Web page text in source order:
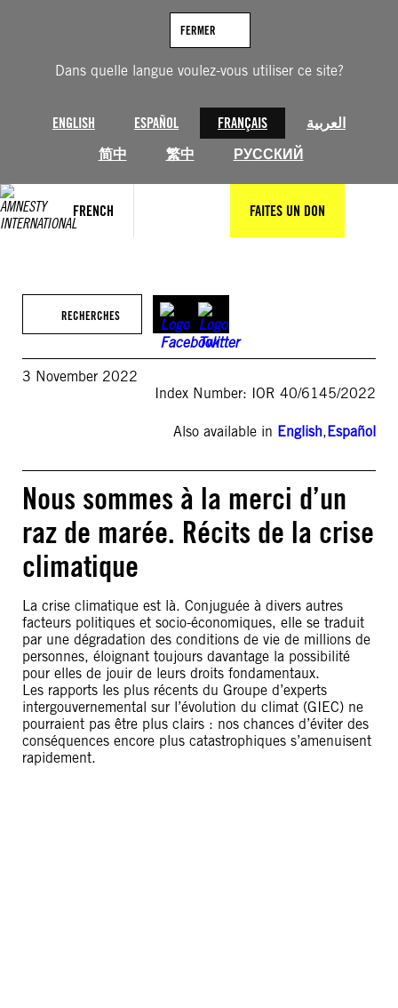
Dans quelle langue voulez-vous utiliser ce site?
ENGLISH ESPAÑOL FRANÇAIS
العربية
简中
繁中 РУССКИЙ
FERMER
FRENCH FAITES UN DON
RECHERCHES
3 November 2022
Index Number: IOR 40/6145/2022
Also available in English,Español
Nous sommes à la merci d’un
raz de marée. Récits de la crise
climatique
La crise climatique est là. Conjuguée à divers autres
facteurs politiques et socio-économiques, elle se traduit
par une dégradation des conditions de vie de millions de
personnes, éloignant toujours davantage la possibilité
pour elles de jouir de leurs droits fondamentaux.
Les rapports les plus récents du Groupe d’experts
intergouvernemental sur l’évolution du climat (GIEC) ne
pourraient pas être plus clairs : nos chances d’éviter des
conséquences encore plus catastrophiques s’amenuisent
rapidement.